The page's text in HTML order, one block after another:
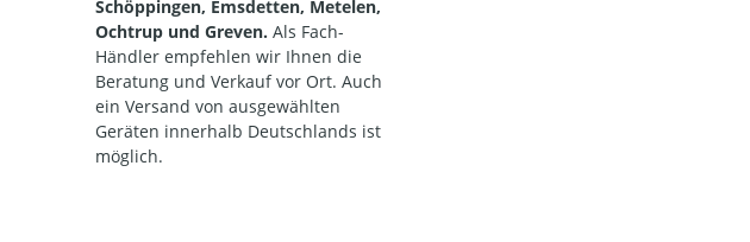
Schöppingen, Emsdetten, Metelen,
Ochtrup und Greven. Als Fach-
Händler empfehlen wir Ihnen die
Beratung und Verkauf vor Ort. Auch
ein Versand von ausgewählten
Geräten innerhalb Deutschlands ist
möglich.